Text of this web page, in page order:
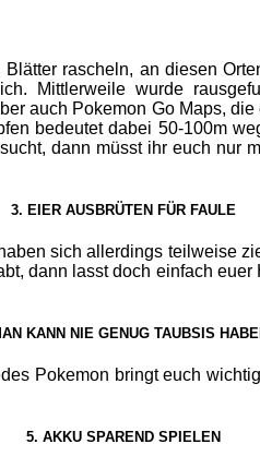
rascheln, an diesen
Mittlerweile wurde
auch Pokemon Go Maps,
bedeutet dabei 50-100m
dann müsst ihr euch
3. EIER AUSBRÜTEN FÜR FAULE
sich allerdings teilweise
dann lasst doch einfach
KANN NIE GENUG TAUBSIS
Pokemon bringt euch
5. AKKU SPAREND SPIELEN